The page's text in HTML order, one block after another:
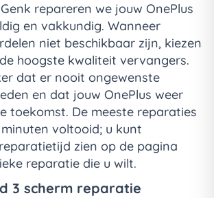
repareren we jouw OnePlus
en vakkundig. Wanneer
niet beschikbaar zijn, kiezen
hoogste kwaliteit vervangers.
dat er nooit ongewenste
en dat jouw OnePlus weer
toekomst. De meeste reparaties
voltooid; u kunt
zien op de pagina
reparatie die u wilt.
3 scherm reparatie